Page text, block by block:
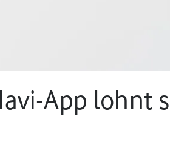
App lohnt